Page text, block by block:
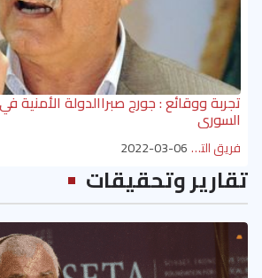
تجربة ووقائع : جورج صبراالدولة الأمنية
السوري
فريق التحرير2022-03-06
تقارير وتحقيقات